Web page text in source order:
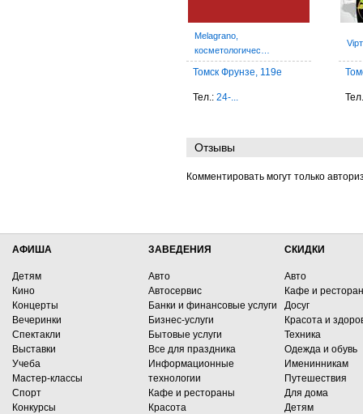
Melagrano,
косметологичес…
Томск Фрунзе, 119е
Тел.: 24-...
Отзывы
Комментировать могут только
АФИША
Детям
Кино
Концерты
Вечеринки
Спектакли
Выставки
Учеба
Мастер-классы
Спорт
Конкурсы
ЗАВЕДЕНИЯ
Авто
Автосервис
Банки и финансовые услуги
Бизнес-услуги
Бытовые услуги
Все для праздника
Информационные
технологии
Кафе и рестораны
Красота
СКИДКИ
Авто
Кафе и
Досуг
Красота и
Техника
Одежда и обувь
Именинникам
Путешествия
Для дома
Детям